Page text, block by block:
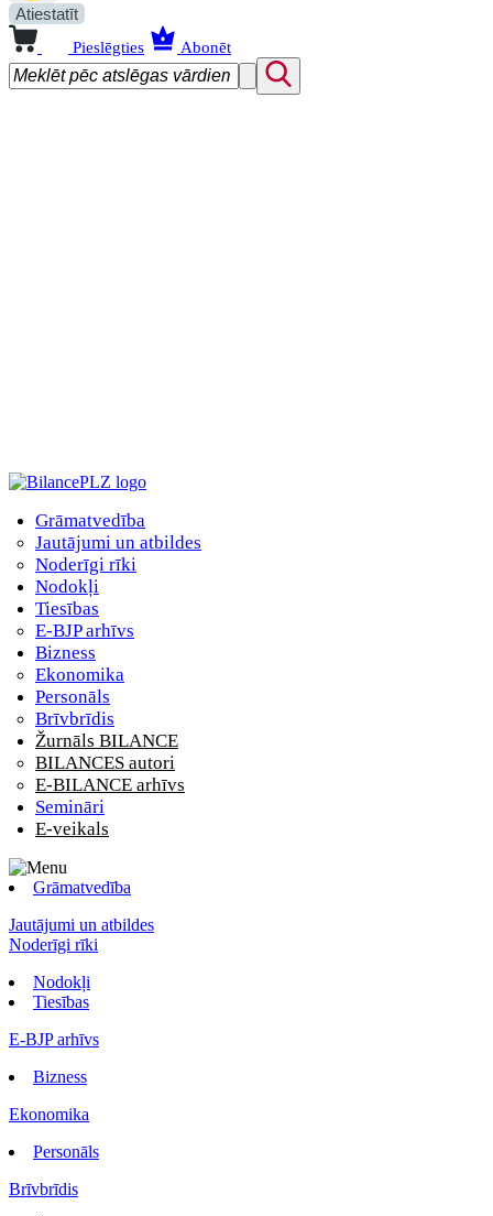
Atiestatīt
Pieslēgties Abonēt
Grāmatvedība
Jautājumi un atbildes
Noderīgi rīki
Nodokļi
Tiesības
E-BJP arhīvs
Bizness
Ekonomika
Personāls
Brīvbrīdis
Žurnāls BILANCE
BILANCES autori
E-BILANCE arhīvs
Semināri
E-veikals
Grāmatvedība
Jautājumi un atbildes
Noderīgi rīki
Nodokļi
Tiesības
E-BJP arhīvs
Bizness
Ekonomika
Personāls
Brīvbrīdis